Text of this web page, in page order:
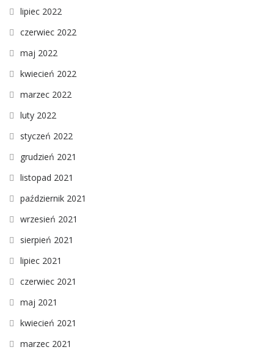
lipiec 2022
czerwiec 2022
maj 2022
kwiecień 2022
marzec 2022
luty 2022
styczeń 2022
grudzień 2021
listopad 2021
październik 2021
wrzesień 2021
sierpień 2021
lipiec 2021
czerwiec 2021
maj 2021
kwiecień 2021
marzec 2021